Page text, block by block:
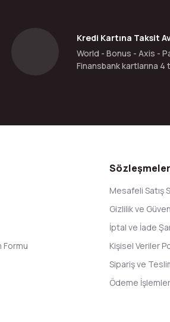
Kredi Kartına Taksit
World - Bonus - Axis -
Finansbank kartlarına 4
Formu
Sözleşmeler
Mesafeli Satış
Gizlilik ve
İptal ve İade
Kişisel Veriler
Sipariş ve
Ödeme